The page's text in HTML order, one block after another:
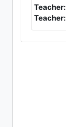
Teacher:
Teacher: